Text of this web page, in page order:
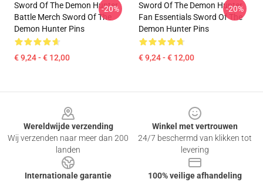
Sword Of The Demon Hunter
Battle Merch Sword Of The
Demon Hunter Pins
€ 9,24 - € 12,00
-20%
Sword Of The Demon Hunter
Fan Essentials Sword Of The
Demon Hunter Pins
€ 9,24 - € 12,00
-20%
Wereldwijde verzending
Wij verzenden naar meer dan 200
landen
Winkel met vertrouwen
24/7 beschermd van klikken tot
levering
Internationale garantie
100% veilige afhandeling